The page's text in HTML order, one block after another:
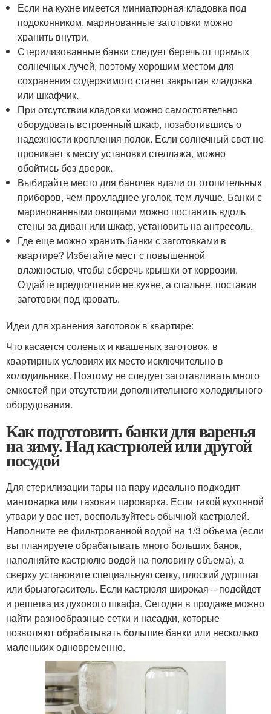
Если на кухне имеется миниатюрная кладовка под
подоконником, маринованные заготовки можно
хранить внутри.
Стерилизованные банки следует беречь от прямых
солнечных лучей, поэтому хорошим местом для
сохранения содержимого станет закрытая кладовка
или шкафчик.
При отсутствии кладовки можно самостоятельно
оборудовать встроенный шкаф, позаботившись о
надежности крепления полок. Если солнечный свет не
проникает к месту установки стеллажа, можно
обойтись без дверок.
Выбирайте место для баночек вдали от отопительных
приборов, чем прохладнее уголок, тем лучше. Банки с
маринованными овощами можно поставить вдоль
стены за диван или шкаф, установить на антресоль.
Где еще можно хранить банки с заготовками в
квартире? Избегайте мест с повышенной
влажностью, чтобы сберечь крышки от коррозии.
Отдайте предпочтение не кухне, а спальне, поставив
заготовки под кровать.
Идеи для хранения заготовок в квартире:
Что касается соленых и квашеных заготовок, в
квартирных условиях их место исключительно в
холодильнике. Поэтому не следует заготавливать много
емкостей при отсутствии дополнительного холодильного
оборудования.
Как подготовить банки для варенья
на зиму. Над кастрюлей или другой
посудой
Для стерилизации тары на пару идеально подходит
мантоварка или газовая пароварка. Если такой кухонной
утвари у вас нет, воспользуйтесь обычной кастрюлей.
Наполните ее фильтрованной водой на 1/3 объема (если
вы планируете обрабатывать много больших банок,
наполняйте кастрюлю водой на половину объема), а
сверху установите специальную сетку, плоский дуршлаг
или брызгогаситель. Если кастрюля широкая – подойдет
и решетка из духового шкафа. Сегодня в продаже можно
найти разнообразные сетки и насадки, которые
позволяют обрабатывать большие банки или несколько
маленьких одновременно.